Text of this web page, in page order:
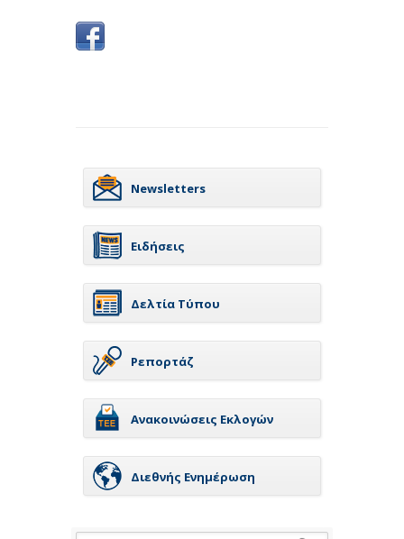
Newsletters
Ειδήσεις
Δελτία Τύπου
Ρεπορτάζ
Ανακοινώσεις Εκλογών
Διεθνής Ενημέρωση